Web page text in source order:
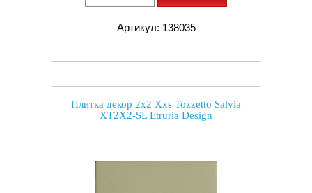
Артикул: 138035
Плитка декор 2x2 Xxs Tozzetto Salvia
XT2X2-SL Etruria Design